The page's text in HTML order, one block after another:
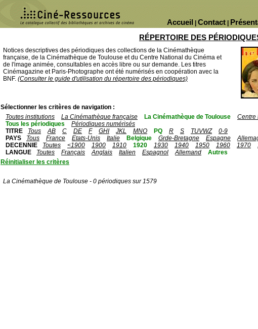
Contact
Accueil
RÉPERTOIRE DES
Notices descriptives des périodiques des collections de la Cinémathèque
française, de la Cinémathèque de Toulouse et du Centre National du Cinéma et
de l'image animée, consultables en accès libre ou sur demande. Les titres
Cinémagazine et Paris-Photographe ont été numérisés en coopération avec la
BNF. (Consulter le guide d'utilisation du répertoire des périodiques)
Sélectionner les critères de navigation :
Toutes institutions
La Cinémathèque française La Cinémathèque de Toulouse
Centre
Tous les périodiques
Périodiques numérisés
TITRE
Tous AB C DE F GHI JKL MNO PQ R S TUVWZ
0-9
PAYS
Tous France Etats-Unis Italie Belgique Grde-Bretagne Espagne
DECENNIE
Toutes <1900 1900 1910 1920 1930 1940 1950 1960 1970
LANGUE
Toutes Français Anglais Italien Espagnol Allemand
Autres
Réinitialiser les critères
La Cinémathèque de Toulouse - 0 périodiques sur 1579